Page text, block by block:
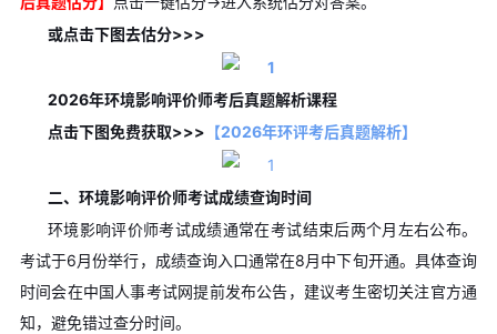
或点击下图去估分>>>
2026年环境影响评价师考后真题解析课程
点击下图免费获取>>> 【2026年环评考后真题解析】
二、环境影响评价师考试成绩查询时间
环境影响评价师考试成绩通常在考试结束后两个月左右公布。
考试于6月份举行，成绩查询入口通常在8月中下旬开通。具体查询
时间会在中国人事考试网提前发布公告，建议考生密切关注官方通
知，避免错过查分时间。